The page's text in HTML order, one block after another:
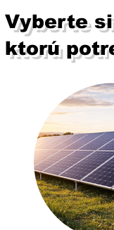
Vyberte
ktorú